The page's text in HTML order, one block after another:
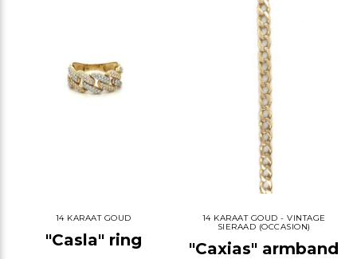
14 KARAAT GOUD
"Casla" ring
14 KARAAT GOUD - VINTAGE
SIERAAD (OCCASION)
"Caxias" armband